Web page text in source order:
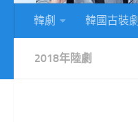
韓劇 韓國古裝劇
2018年陸劇